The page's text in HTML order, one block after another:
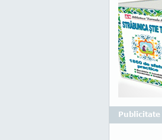
Publicitate